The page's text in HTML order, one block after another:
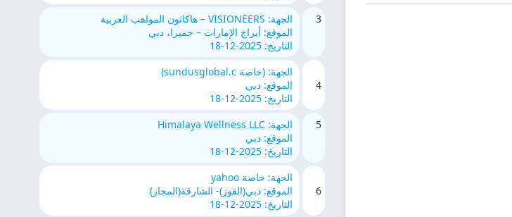
3
الجهة: VISIONEERS – هاكاثون المواهب العربية
الموقع: أبراج الإمارات – جميرا، دبي
التاريخ: 2025-12-18
4
الجهة: (خاصة sundusglobal.c)
الموقع: دبي
التاريخ: 2025-12-18
5
الجهة: Himalaya Wellness LLC
الموقع: دبي
التاريخ: 2025-12-18
6
الجهة: خاصة yahoo
الموقع: دبي(القوز)- الشارقة(المجاز)
التاريخ: 2025-12-18